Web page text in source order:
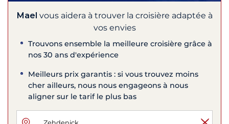
Mael vous aidera à trouver la croisière adaptée à
vos envies
Trouvons ensemble la meilleure croisière grâce à
nos 30 ans d'expérience
Meilleurs prix garantis : si vous trouvez moins
cher ailleurs, nous nous engageons à nous
aligner sur le tarif le plus bas